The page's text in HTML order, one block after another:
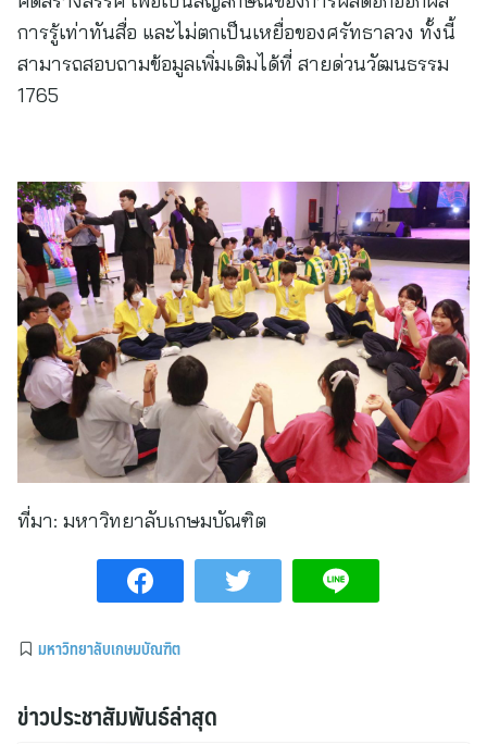
การรู้เท่าทันสื่อ และไม่ตกเป็นเหยื่อของศรัทธาลวง ทั้งนี้
สามารถสอบถามข้อมูลเพิ่มเติมได้ที่ สายด่วนวัฒนธรรม
1765
ที่มา: มหาวิทยาลับเกษมบัณฑิต
มหาวิทยาลับเกษมบัณฑิต
ข่าวประชาสัมพันธ์ล่าสุด